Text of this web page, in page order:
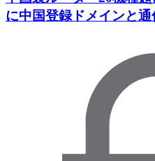
に中国登録ドメインと通